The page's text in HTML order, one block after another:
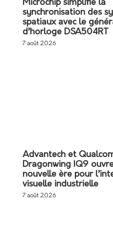
Microchip simplifie la
synchronisation des
spatiaux avec le
d’horloge DSA504RT
7 août 2026
Advantech et
Dragonwing IQ9
nouvelle ère pour
visuelle industrielle
7 août 2026